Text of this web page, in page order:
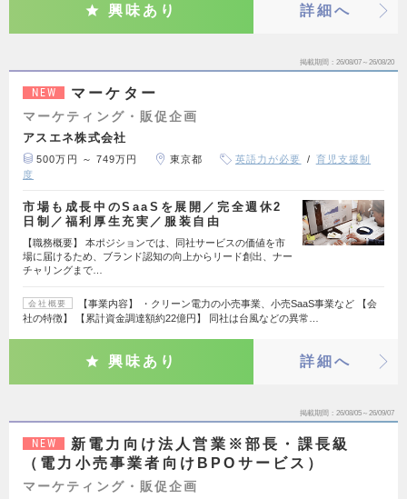
興味あり 詳細へ
掲載期間 26/08/07～26/08/20
NEW マーケター
マーケティング・販促企画
アスエネ株式会社
500万円 ～ 749万円 東京都 英語力が必要
育児支援制
度
市場も成長中のSaaSを展開／完全週休2
日制／福利厚生充実／服装自由
【職務概要】 本ポジションでは、同社サービスの価値を市
場に届けるため、ブランド認知の向上からリード創出、ナー
チャリングまで…
会社概要
【事業内容】 ・クリーン電力の小売事業、小売SaaS事業など 【会
社の特徴】 【累計資金調達額約22億円】 同社は台風などの異常…
興味あり 詳細へ
掲載期間 26/08/05～26/09/07
NEW
新電力向け法人営業※部長・課長級
（電力小売事業者向けBPOサービス）
マーケティング・販促企画